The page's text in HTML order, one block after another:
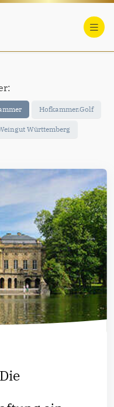
Hofkammer.Golf
Württemberg